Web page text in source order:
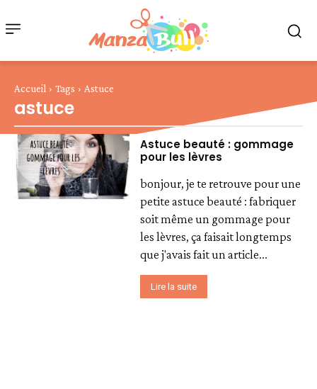
Accueil Tags Astuce
astuce
Astuce beauté : gommage
pour les lèvres
bonjour, je te retrouve pour une
petite astuce beauté : fabriquer
soit même un gommage pour
les lèvres, ça faisait longtemps
que j'avais fait un article...
Lire la suite